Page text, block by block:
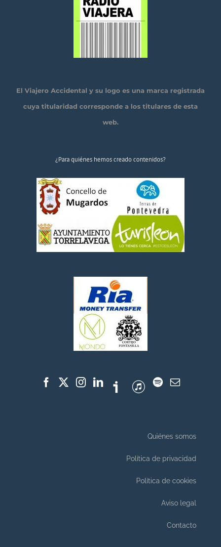
El Viajero Accidental y su logo es una marca registrada
cuya titularidad corresponde a los titulares de esta
web.
¿Para quiénes hemos creado contenidos?
Quiénes somos
Política de privacidad
Política de cookies
Aviso legal
Contacto